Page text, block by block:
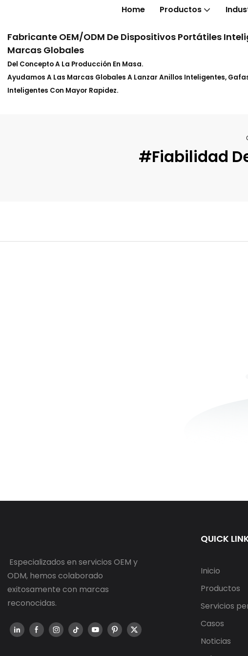
Home Productos
Fabricante OEM/ODM De Dispositivos Portátiles
Marcas Globales
Del Concepto A La Producción En Masa.
Ayudamos A Las Marcas Globales A Lanzar Anillos Inteligentes, Gafas
Inteligentes Con Mayor Rapidez.
#fiabilidad
Especializados en servicios OEM y
ODM, hemos colaborado
exitosamente con marcas
reconocidas.
QUICK
Inicio
Productos
Servicios
Casos
Noticias